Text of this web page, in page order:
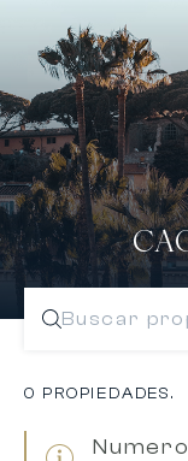
Buscar
0 PROPIEDADES.